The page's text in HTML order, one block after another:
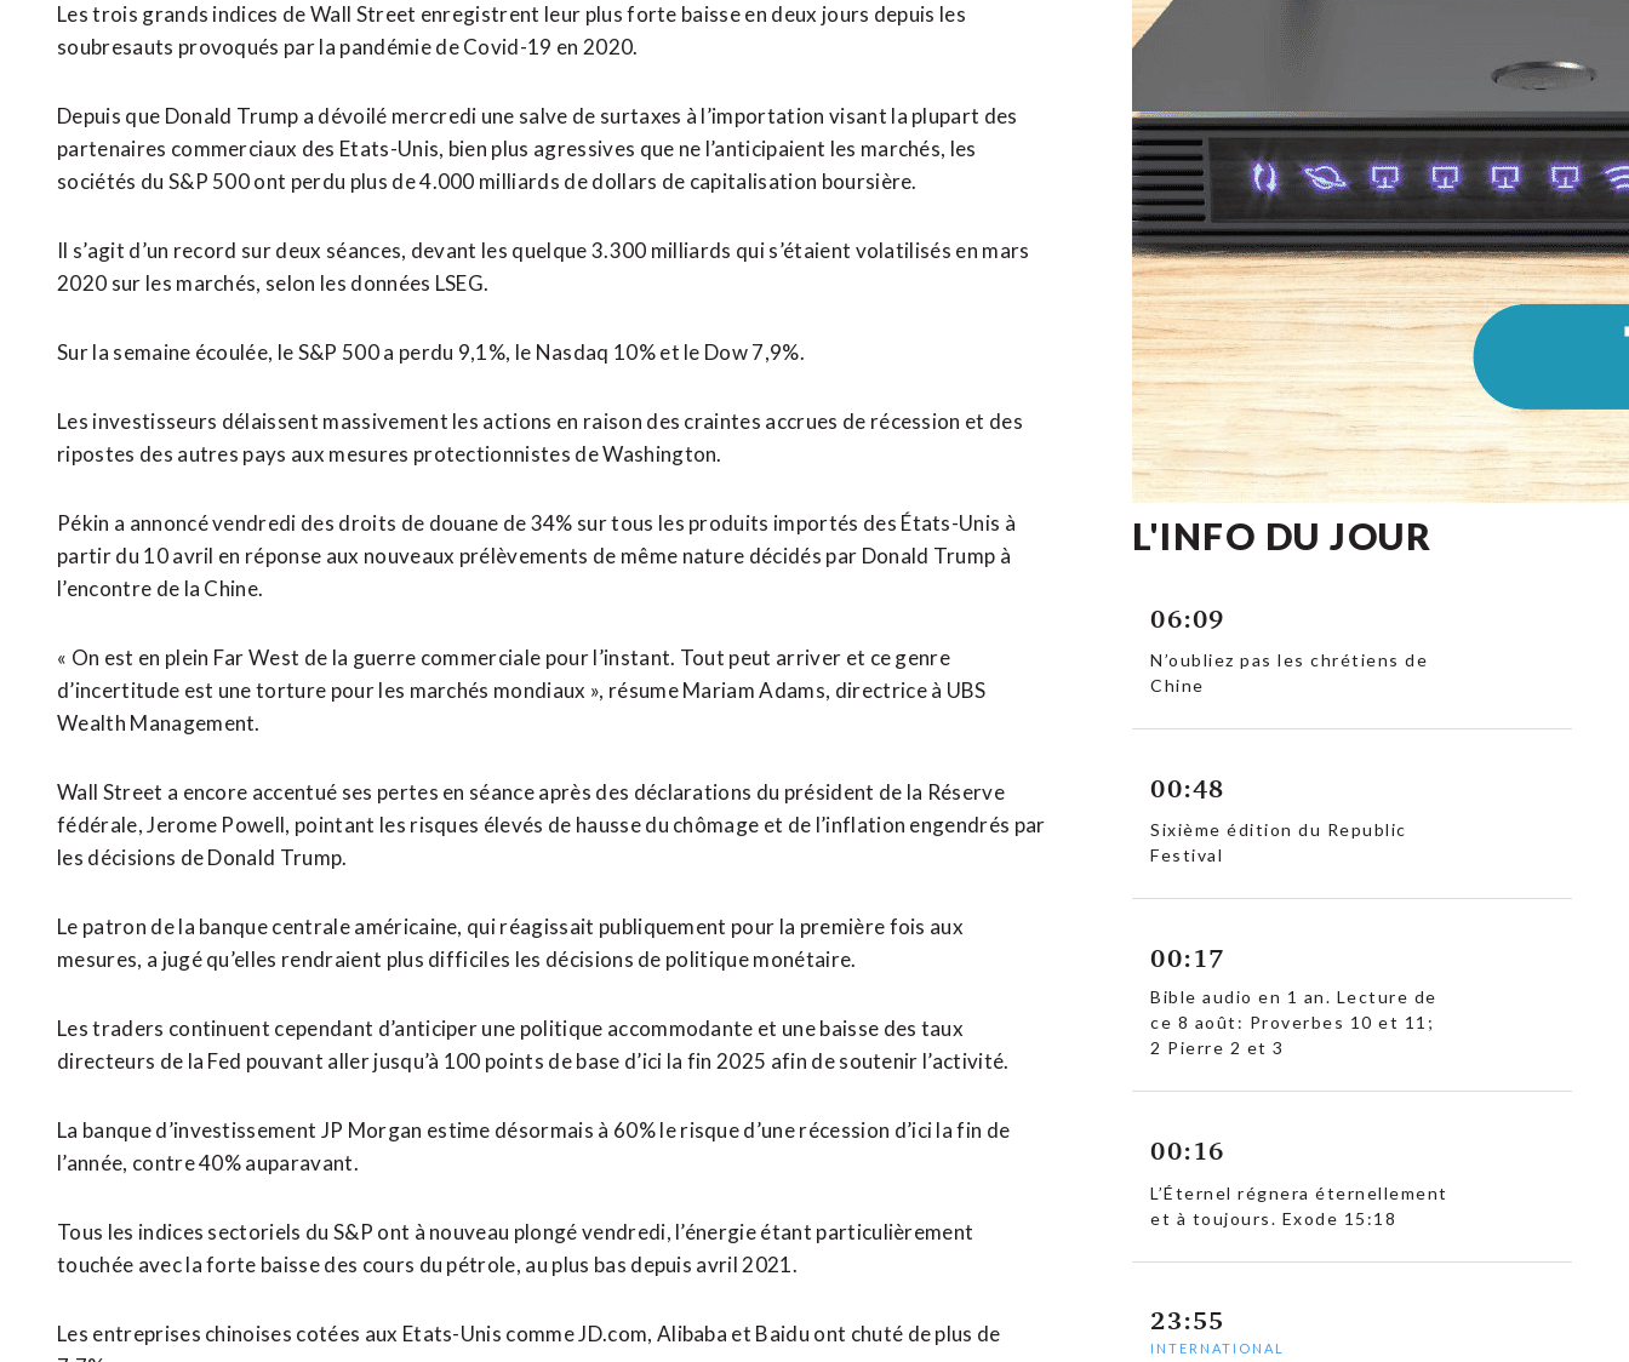
Les trois grands indices de Wall Street enregistrent leur plus forte baisse en deux jours depuis les
soubresauts provoqués par la pandémie de Covid-19 en 2020.
Depuis que Donald Trump a dévoilé mercredi une salve de surtaxes à l’importation visant la plupart des
partenaires commerciaux des Etats-Unis, bien plus agressives que ne l’anticipaient les marchés, les
sociétés du S&P 500 ont perdu plus de 4.000 milliards de dollars de capitalisation boursière.
Il s’agit d’un record sur deux séances, devant les quelque 3.300 milliards qui s’étaient volatilisés en mars
2020 sur les marchés, selon les données LSEG.
Sur la semaine écoulée, le S&P 500 a perdu 9,1%, le Nasdaq 10% et le Dow 7,9%.
Les investisseurs délaissent massivement les actions en raison des craintes accrues de récession et des
ripostes des autres pays aux mesures protectionnistes de Washington.
Pékin a annoncé vendredi des droits de douane de 34% sur tous les produits importés des États-Unis à
partir du 10 avril en réponse aux nouveaux prélèvements de même nature décidés par Donald Trump à
l’encontre de la Chine.
« On est en plein Far West de la guerre commerciale pour l’instant. Tout peut arriver et ce genre
d’incertitude est une torture pour les marchés mondiaux », résume Mariam Adams, directrice à UBS
Wealth Management.
Wall Street a encore accentué ses pertes en séance après des déclarations du président de la Réserve
fédérale, Jerome Powell, pointant les risques élevés de hausse du chômage et de l’inflation engendrés par
les décisions de Donald Trump.
Le patron de la banque centrale américaine, qui réagissait publiquement pour la première fois aux
mesures, a jugé qu’elles rendraient plus difficiles les décisions de politique monétaire.
Les traders continuent cependant d’anticiper une politique accommodante et une baisse des taux
directeurs de la Fed pouvant aller jusqu’à 100 points de base d’ici la fin 2025 afin de soutenir l’activité.
La banque d’investissement JP Morgan estime désormais à 60% le risque d’une récession d’ici la fin de
l’année, contre 40% auparavant.
Tous les indices sectoriels du S&P ont à nouveau plongé vendredi, l’énergie étant particulièrement
touchée avec la forte baisse des cours du pétrole, au plus bas depuis avril 2021.
Les entreprises chinoises cotées aux Etats-Unis comme JD.com, Alibaba et Baidu ont chuté de plus de
L'INFO DU JOUR
06:09
N’oubliez pas les chrétiens de
Chine
00:48
Sixième édition du Republic
Festival
00:17
Bible audio en 1 an. Lecture de
ce 8 août: Proverbes 10 et 11;
2 Pierre 2 et 3
00:16
L’Éternel régnera éternellement
et à toujours. Exode 15:18
23:55
INTERNATIONAL